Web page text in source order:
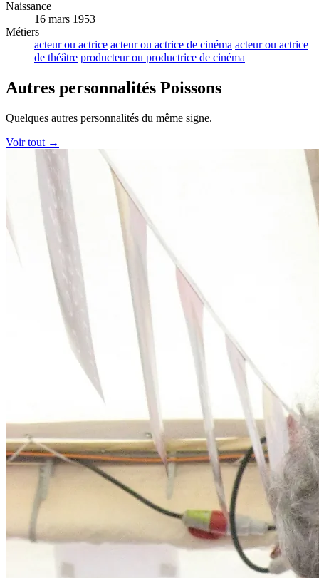
Naissance
16 mars 1953
Métiers
acteur ou actrice acteur ou actrice de cinéma acteur ou actrice
de théâtre producteur ou productrice de cinéma
Autres personnalités Poissons
Quelques autres personnalités du même signe.
Voir tout →